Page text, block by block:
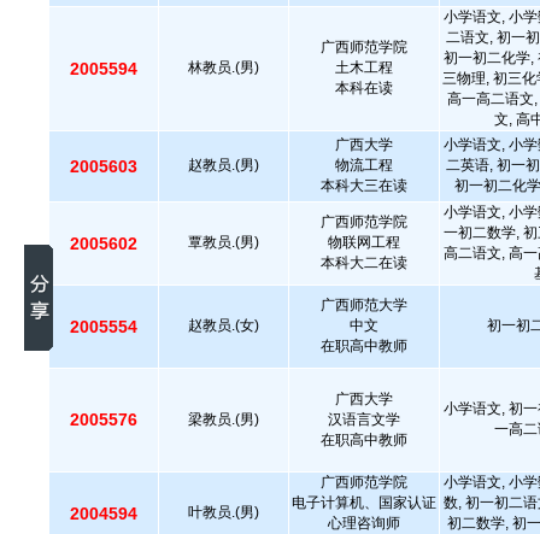
2005594 林教员.(男)
广西师范学院
土木工程
本科在读
小学语文, 小
二语文, 初一
初一初二化学,
三物理, 初三
高一高二语文
文, 高
2005603 赵教员.(男)
广西大学
物流工程
本科大三在读
小学语文, 小
二英语, 初一
初一初二化
2005602 覃教员.(男)
广西师范学院
物联网工程
本科大二在读
小学语文, 小
一初二数学,
高二语文, 高
2005554 赵教员.(女)
广西师范大学
中文
在职高中教师
初一初
2005576 梁教员.(男)
广西大学
汉语言文学
在职高中教师
小学语文, 初
一高
2004594 叶教员.(男)
广西师范学院
电子计算机、国家认证
心理咨询师
小学语文, 小
数, 初一初二
初二数学, 初